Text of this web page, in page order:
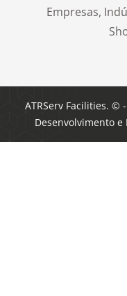
Empresas,
ATRServ Facilities. ©
Desenvolvimento